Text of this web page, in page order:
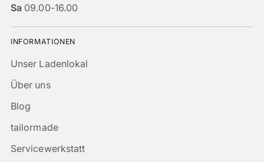
Sa 09.00-16.00
INFORMATIONEN
Unser Ladenlokal
Über uns
Blog
tailormade
Servicewerkstatt